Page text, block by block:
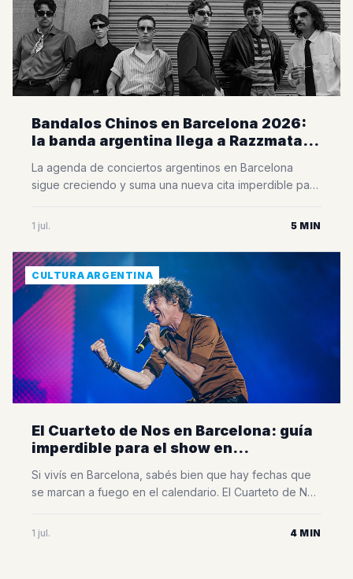
Bandalos Chinos en Barcelona 2026:
la banda argentina llega a Razzmatazz
La agenda de conciertos argentinos en Barcelona
sigue creciendo y suma una nueva cita imperdible para
bandas más importantes de la escena indie
julio de 2026 para presentar su esperado Vándalos
World Tour en la Sala [&hellip;]
1 jul. 5 MIN
CULTURA ARGENTINA
El Cuarteto de Nos en Barcelona: guía
imperdible para el show en
Si vivís en Barcelona, sabés bien que hay fechas que
se marcan a fuego en el calendario. El Cuarteto de Nos
Razzmatazz el 4 de julio. Una oportunidad única para
1 jul. 4 MIN